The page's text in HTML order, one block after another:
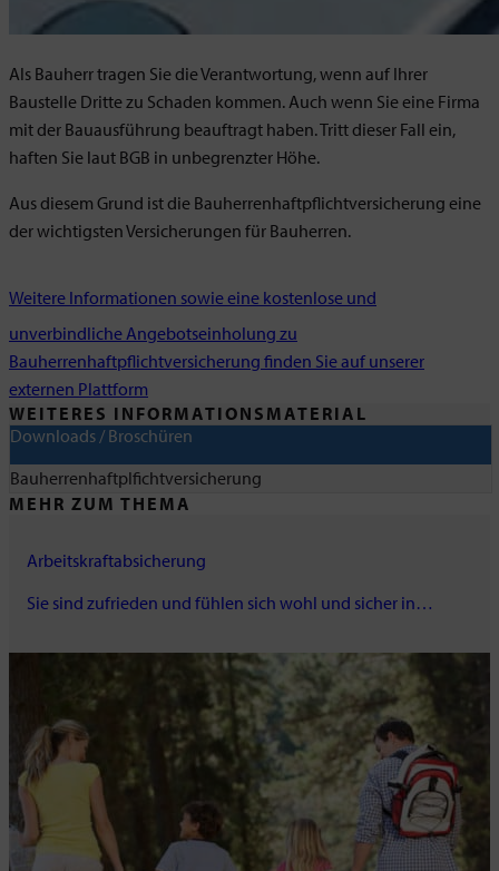
Als Bauherr tragen Sie die Verantwortung, wenn auf Ihrer
Baustelle Dritte zu Schaden kommen. Auch wenn Sie eine Firma
mit der Bauausführung beauftragt haben. Tritt dieser Fall ein,
haften Sie laut BGB in unbegrenzter Höhe.
Aus diesem Grund ist die Bauherrenhaftpflichtversicherung eine
der wichtigsten Versicherungen für Bauherren.
Weitere Informationen sowie eine kostenlose und
unverbindliche Angebotseinholung zu
Bauherrenhaftpflichtversicherung finden Sie auf unserer
externen Plattform
WEITERES INFORMATIONSMATERIAL
Downloads / Broschüren
Bauherrenhaftplfichtversicherung
MEHR ZUM THEMA
Arbeitskraftabsicherung
Sie sind zufrieden und fühlen sich wohl und sicher in…